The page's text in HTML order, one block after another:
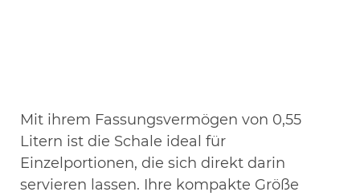
Mit ihrem Fassungsvermögen von 0,55
Litern ist die Schale ideal für
Einzelportionen, die sich direkt darin
servieren lassen. Ihre kompakte Größe